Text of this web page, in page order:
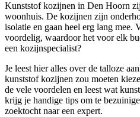
Kunststof kozijnen in Den Hoorn
woonhuis. De kozijnen zijn
isolatie en gaan heel erg lang mee.
voordelig, waardoor het voor elk
een kozijnspecialist?
Je leest hier alles over de talloze
kunststof kozijnen zou moeten
de vele voordelen en leest wat
krijg je handige tips om te
zoektocht naar een expert.